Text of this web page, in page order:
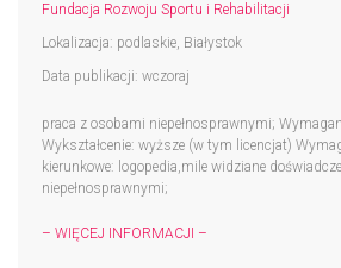
Fundacja Rozwoju Sportu i Rehabilitacji
Lokalizacja: podlaskie, Białystok
Data publikacji: wczoraj
praca z osobami niepełnosprawnymi;
Wykształcenie: wyższe (w tym licencjat)
kierunkowe: logopedia,mile widziane
niepełnosprawnymi;
– WIĘCEJ INFORMACJI –